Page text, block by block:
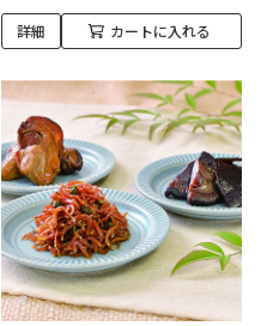
詳細 カートに入れる